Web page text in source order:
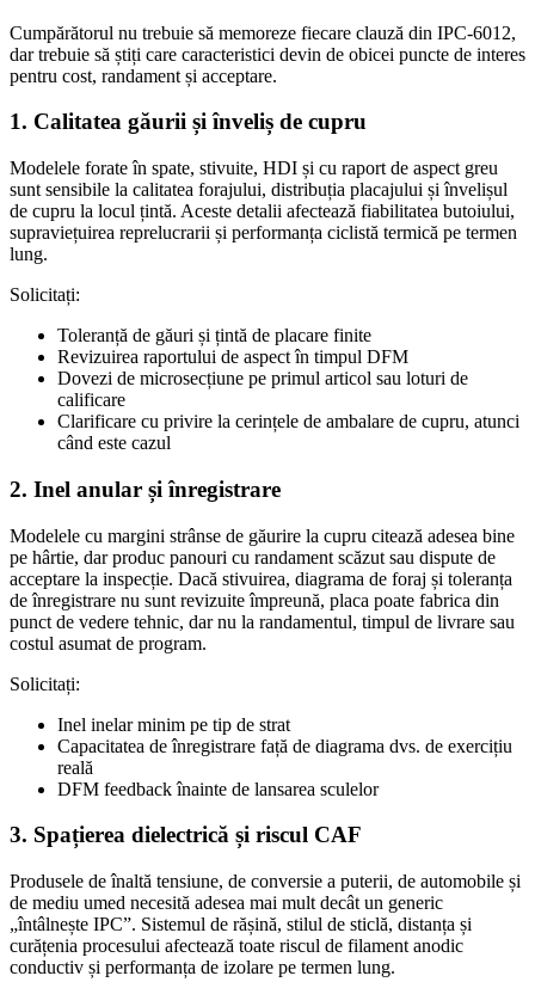
Cumpărătorul nu trebuie să memoreze fiecare clauză din IPC-6012,
dar trebuie să știți care caracteristici devin de obicei puncte de interes
pentru cost, randament și acceptare.
1. Calitatea găurii și înveliș de cupru
Modelele forate în spate, stivuite, HDI și cu raport de aspect greu
sunt sensibile la calitatea forajului, distribuția placajului și învelișul
de cupru la locul țintă. Aceste detalii afectează fiabilitatea butoiului,
supraviețuirea reprelucrarii și performanța ciclistă termică pe termen
lung.
Solicitați:
Toleranță de găuri și țintă de placare finite
Revizuirea raportului de aspect în timpul DFM
Dovezi de microsecțiune pe primul articol sau loturi de
calificare
Clarificare cu privire la cerințele de ambalare de cupru, atunci
când este cazul
2. Inel anular și înregistrare
Modelele cu margini strânse de găurire la cupru citează adesea bine
pe hârtie, dar produc panouri cu randament scăzut sau dispute de
acceptare la inspecție. Dacă stivuirea, diagrama de foraj și toleranța
de înregistrare nu sunt revizuite împreună, placa poate fabrica din
punct de vedere tehnic, dar nu la randamentul, timpul de livrare sau
costul asumat de program.
Solicitați:
Inel inelar minim pe tip de strat
Capacitatea de înregistrare față de diagrama dvs. de exercițiu
reală
DFM feedback înainte de lansarea sculelor
3. Spațierea dielectrică și riscul CAF
Produsele de înaltă tensiune, de conversie a puterii, de automobile și
de mediu umed necesită adesea mai mult decât un generic
„întâlnește IPC”. Sistemul de rășină, stilul de sticlă, distanța și
curățenia procesului afectează toate riscul de filament anodic
conductiv și performanța de izolare pe termen lung.